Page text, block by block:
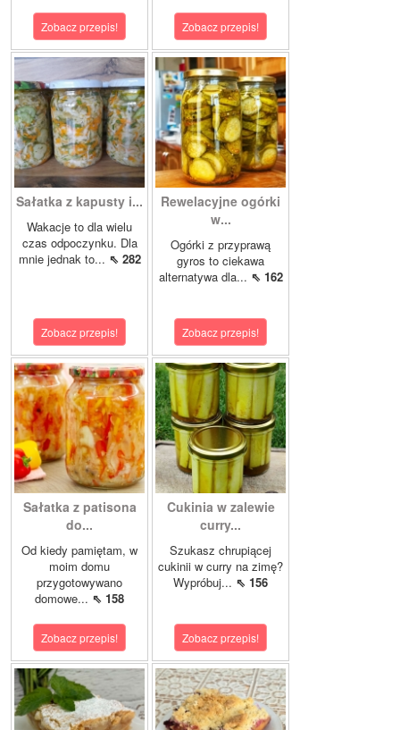
Zobacz przepis! Zobacz przepis!
Sałatka z kapusty i...
Wakacje to dla wielu
czas odpoczynku. Dla
mnie jednak to... ⇖ 282
Zobacz przepis!
Rewelacyjne ogórki
w...
Ogórki z przyprawą
gyros to ciekawa
alternatywa dla... ⇖ 162
Zobacz przepis!
Sałatka z patisona
do...
Od kiedy pamiętam, w
moim domu
przygotowywano
domowe... ⇖ 158
Zobacz przepis!
Cukinia w zalewie
curry...
Szukasz chrupiącej
cukinii w curry na zimę?
Wypróbuj... ⇖ 156
Zobacz przepis!